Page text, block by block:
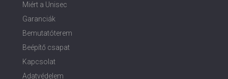
Miért a Unisec
Garanciák
Bemutatóterem
Beépítő csapat
Kapcsolat
Adatvédelem